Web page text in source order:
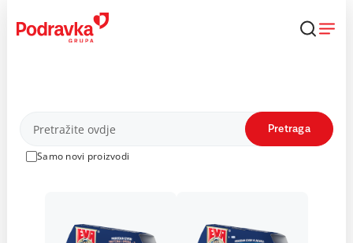
content
Proizvodi
Samo novi proizvodi
Pretraga